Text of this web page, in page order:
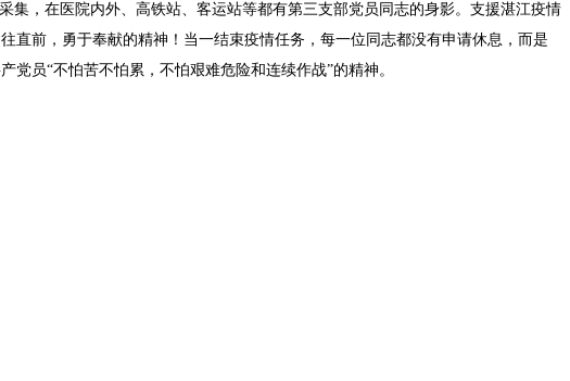
，在医院内外、高铁站、客运站等都有第三支部党员同志的身影。支援湛江疫情
直前，勇于奉献的精神！当一结束疫情任务，每一位同志都没有申请休息，而是
员“不怕苦不怕累，不怕艰难危险和连续作战”的精神。